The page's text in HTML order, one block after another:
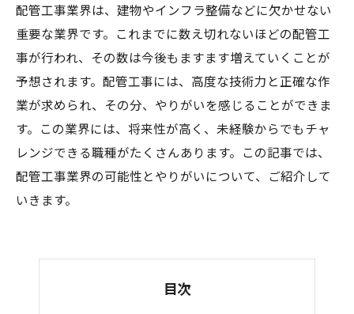
配管工事業界は、建物やインフラ整備などに欠かせない
重要な業界です。これまでに数え切れないほどの配管工
事が行われ、その数は今後もますます増えていくことが
予想されます。配管工事には、高度な技術力と正確な作
業が求められ、その分、やりがいを感じることができま
す。この業界には、将来性が高く、未経験からでもチャ
レンジできる職種がたくさんあります。この記事では、
配管工事業界の可能性とやりがいについて、ご紹介して
いきます。
目次